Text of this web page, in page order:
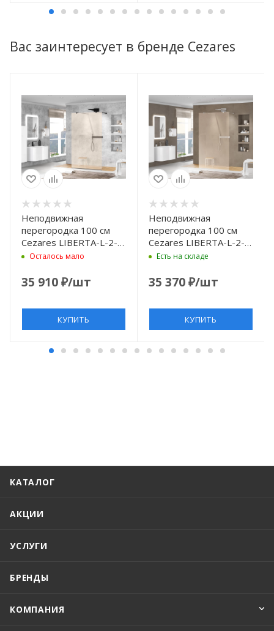
Вас заинтересует в бренде Cezares
Неподвижная
перегородка 100 см
Cezares LIBERTA-L-2-
100-BR-NERO бронза
Осталось мало
35 910₽/шт
КУПИТЬ
Неподвижная
перегородка 100 см
Cezares LIBERTA-L-2-
100-BR-Cr бронза
Есть на складе
35 370₽/шт
КУПИТЬ
КАТАЛОГ
АКЦИИ
УСЛУГИ
БРЕНДЫ
КОМПАНИЯ